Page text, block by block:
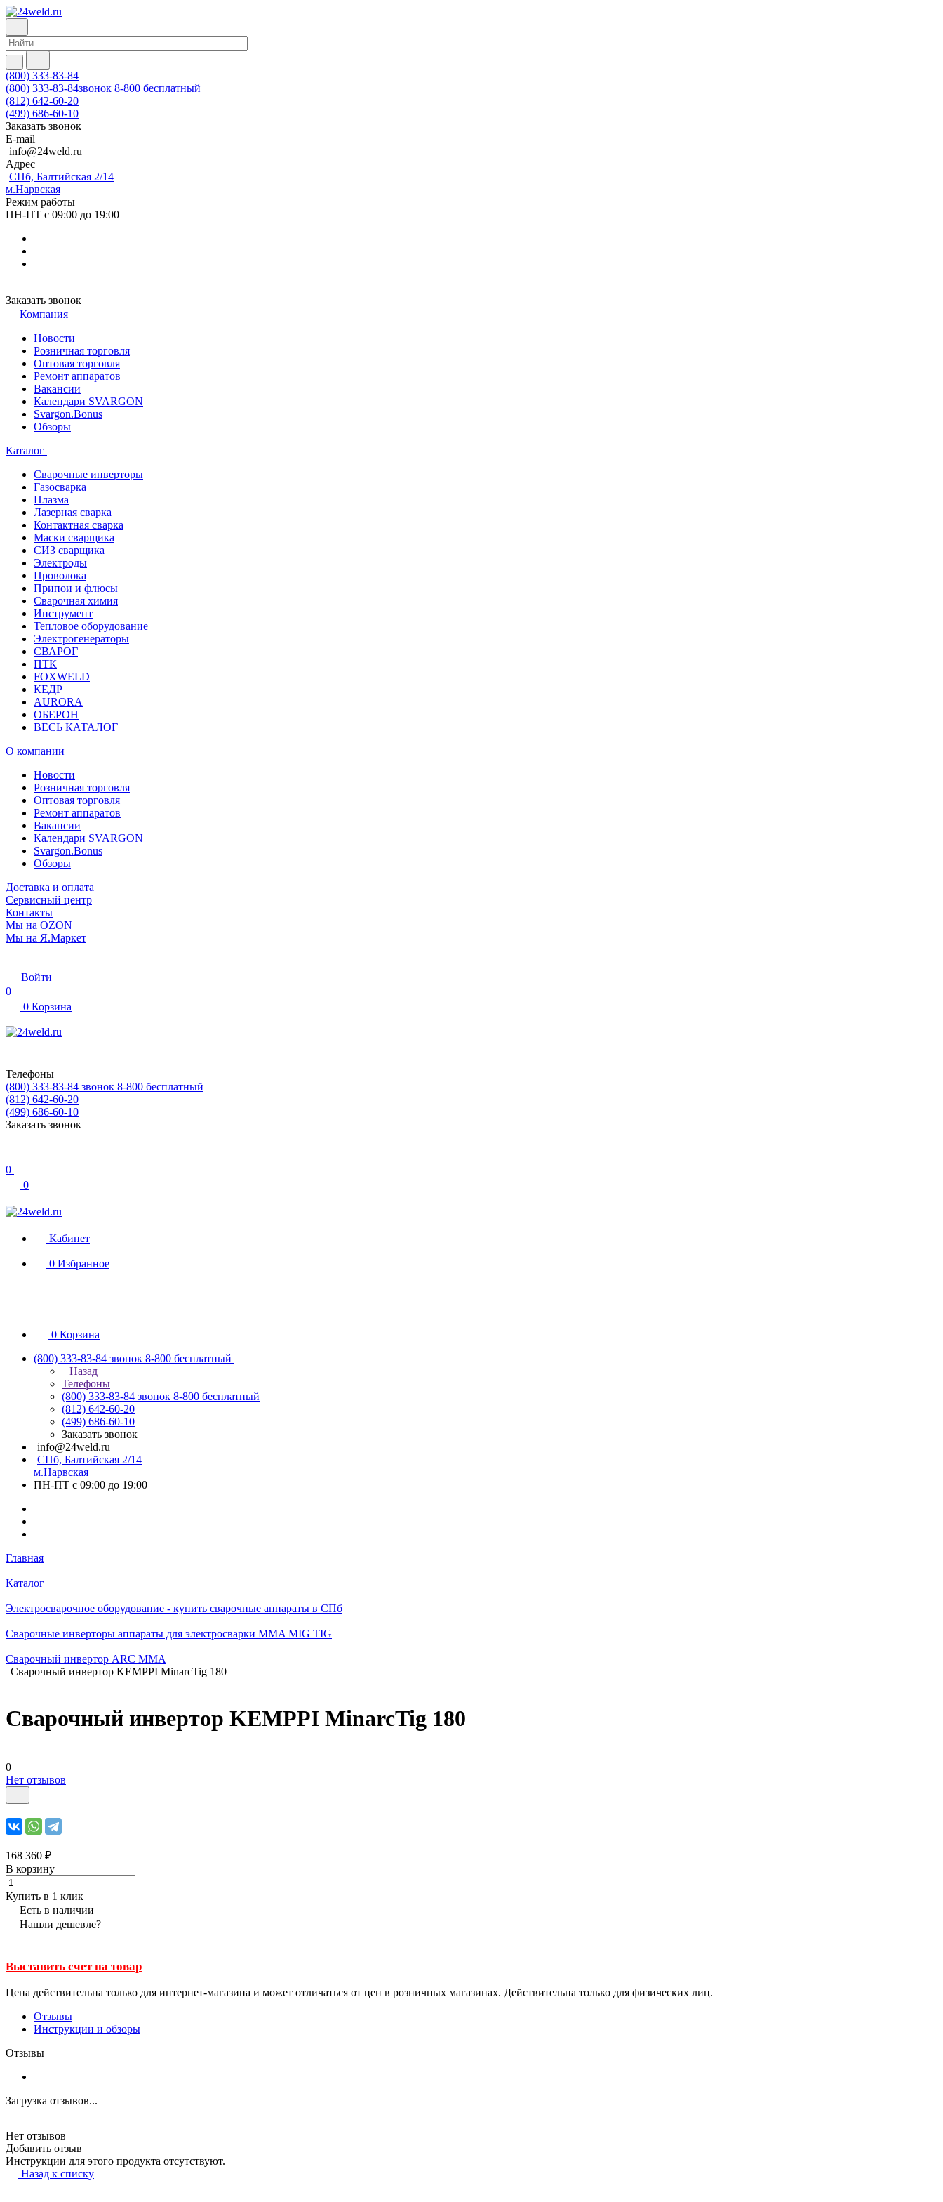
(800) 333-83-84
(800) 333-83-84звонок 8-800 бесплатный
(812) 642-60-20
(499) 686-60-10
Заказать звонок
E-mail
info@24weld.ru
Адрес
СПб, Балтийская 2/14
м.Нарвская
Режим работы
ПН-ПТ с 09:00 до 19:00
Заказать звонок
Компания
Новости
Розничная торговля
Оптовая торговля
Ремонт аппаратов
Вакансии
Календари SVARGON
Svargon.Bonus
Обзоры
Каталог
Сварочные инверторы
Газосварка
Плазма
Лазерная сварка
Контактная сварка
Маски сварщика
СИЗ сварщика
Электроды
Проволока
Припои и флюсы
Сварочная химия
Инструмент
Тепловое оборудование
Электрогенераторы
СВАРОГ
ПТК
FOXWELD
КЕДР
AURORA
ОБЕРОН
ВЕСЬ КАТАЛОГ
О компании
Новости
Розничная торговля
Оптовая торговля
Ремонт аппаратов
Вакансии
Календари SVARGON
Svargon.Bonus
Обзоры
Доставка и оплата
Сервисный центр
Контакты
Мы на OZON
Мы на Я.Маркет
Войти
0
0 Корзина
Телефоны
(800) 333-83-84 звонок 8-800 бесплатный
(812) 642-60-20
(499) 686-60-10
Заказать звонок
0
0
Кабинет
0 Избранное
0 Корзина
(800) 333-83-84 звонок 8-800 бесплатный
Назад
Телефоны
(800) 333-83-84 звонок 8-800 бесплатный
(812) 642-60-20
(499) 686-60-10
Заказать звонок
info@24weld.ru
СПб, Балтийская 2/14
м.Нарвская
ПН-ПТ с 09:00 до 19:00
Главная
Каталог
Электросварочное оборудование - купить сварочные аппараты в СПб
Сварочные инверторы аппараты для электросварки MMA MIG TIG
Сварочный инвертор ARC MMA
Сварочный инвертор KEMPPI MinarcTig 180
Сварочный инвертор KEMPPI MinarcTig 180
0
Нет отзывов
168 360 ₽
В корзину
Купить в 1 клик
Есть в наличии
Нашли дешевле?
Выставить счет на товар
Цена действительна только для интернет-магазина и может отличаться от цен в розничных магазинах. Действительна только для физических лиц.
Отзывы
Инструкции и обзоры
Отзывы
Загрузка отзывов...
Нет отзывов
Добавить отзыв
Инструкции для этого продукта отсутствуют.
Назад к списку